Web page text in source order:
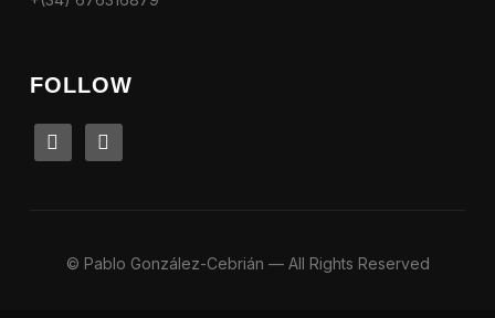
FOLLOW
linkedin instagram
© Pablo González-Cebrián — All Rights Reserved